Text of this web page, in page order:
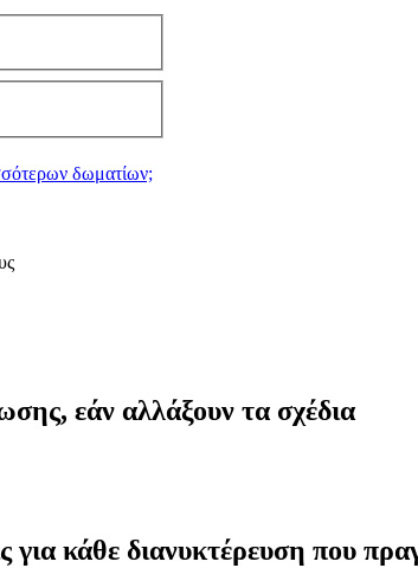
δωματίων;
εάν αλλάξουν τα σχέδια
για κάθε διανυκτέρευση που